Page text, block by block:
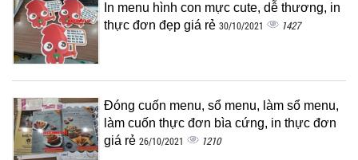
In menu hình con mực cute, dễ thương, in
thực đơn đẹp giá rẻ 30/10/2021 1427
Đóng cuốn menu, sổ menu, làm sổ menu,
làm cuốn thực đơn bìa cứng, in thực đơn
giá rẻ 26/10/2021 1210